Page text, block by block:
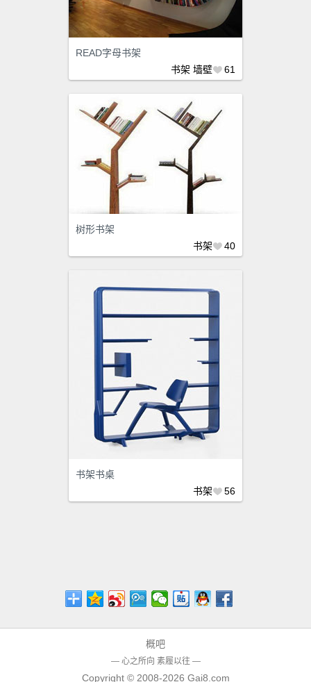
READ字母书架
书架 墙壁 61
树形书架
书架
40
书架书桌
书架
56
概吧
— 心之所向 素履以往 —
Copyright © 2008-2026 Gai8.com